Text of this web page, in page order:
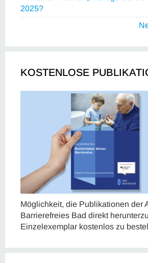
2025?
KOSTENLOSE
Möglichkeit, die Publikationen der
Barrierefreies Bad direkt
Einzelexemplar kostenlos zu